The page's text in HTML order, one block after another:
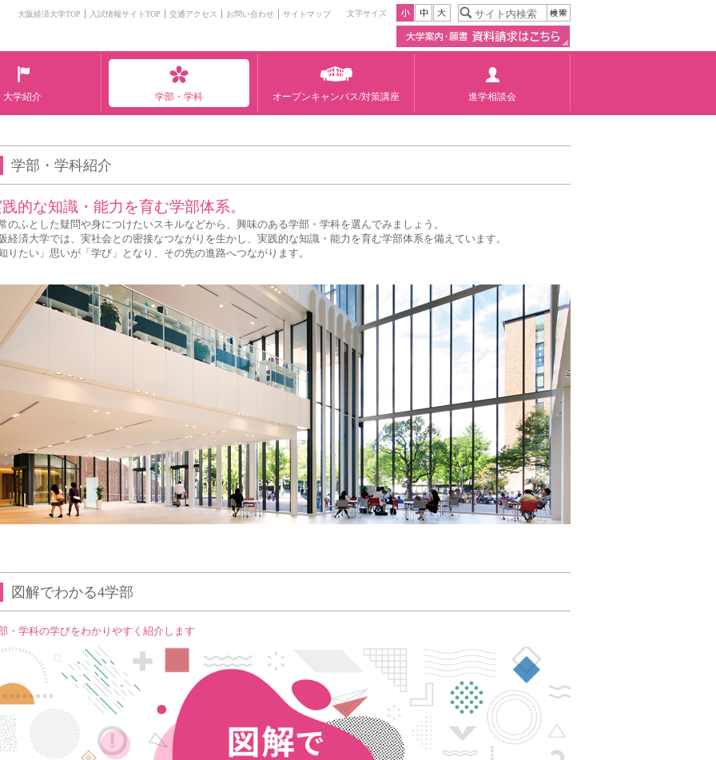
大阪経済大学TOP 入試情報サイトTOP 交通アクセス お問い合わせ サイトマップ 文字サイズ
大学紹介 学部・学科 オープンキャンパス/対策講座 進学相談会
学部・学科紹介
的な知識・能力を育む学部体系。
のふとした疑問や身につけたいスキルなどから、興味のある学部・学科を選んでみましょう。
経済大学では、実社会との密接なつながりを生かし、実践的な知識・能力を育む学部体系を備えています。
りたい」思いが「学び」となり、その先の進路へつながります。
図解でわかる4学部
・学科の学びをわかりやすく紹介します